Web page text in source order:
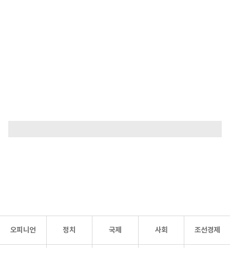
오피니언 정치 국제 사회 조선경제